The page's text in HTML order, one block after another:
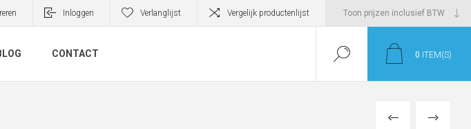
Inloggen Verlanglijst Vergelijk productenlijst
CONTACT 0 ITEM(S)
PREVIOUS
NEXT